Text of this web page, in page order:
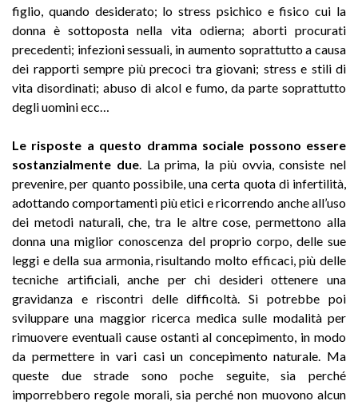
figlio, quando desiderato; lo stress psichico e fisico cui la
donna è sottoposta nella vita odierna; aborti procurati
precedenti; infezioni sessuali, in aumento soprattutto a causa
dei rapporti sempre più precoci tra giovani; stress e stili di
vita disordinati; abuso di alcol e fumo, da parte soprattutto
degli uomini ecc…
Le risposte a questo dramma sociale possono essere
sostanzialmente due. La prima, la più ovvia, consiste nel
prevenire, per quanto possibile, una certa quota di infertilità,
adottando comportamenti più etici e ricorrendo anche all’uso
dei metodi naturali, che, tra le altre cose, permettono alla
donna una miglior conoscenza del proprio corpo, delle sue
leggi e della sua armonia, risultando molto efficaci, più delle
tecniche artificiali, anche per chi desideri ottenere una
gravidanza e riscontri delle difficoltà. Si potrebbe poi
sviluppare una maggior ricerca medica sulle modalità per
rimuovere eventuali cause ostanti al concepimento, in modo
da permettere in vari casi un concepimento naturale. Ma
queste due strade sono poche seguite, sia perché
imporrebbero regole morali, sia perché non muovono alcun